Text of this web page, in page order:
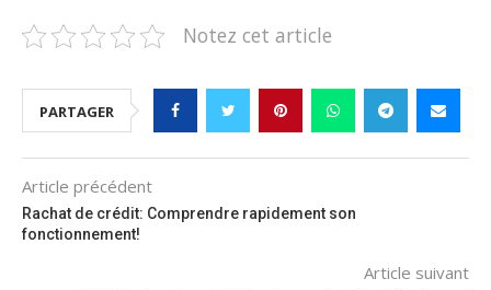
Notez cet article
PARTAGER
Article précédent
Rachat de crédit: Comprendre rapidement son
fonctionnement!
Article suivant